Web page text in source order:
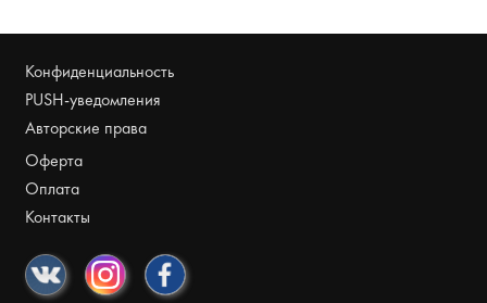
Конфиденциальность
PUSH-уведомления
Авторские права
Оферта
Оплата
Контакты